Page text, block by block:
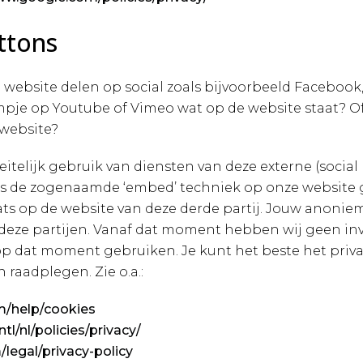
delen op social zoals bijvoorbeeld
op Youtube of Vimeo wat op de website staat?
gebruik van diensten van deze externe (social
zogenaamde ‘embed’ techniek op onze website
op de website van deze derde partij. Jouw
partijen. Vanaf dat moment hebben wij geen
dat moment gebruiken. Je kunt het beste het
Zie o.a.:
help/cookies
nl/policies/privacy/
privacy-policy